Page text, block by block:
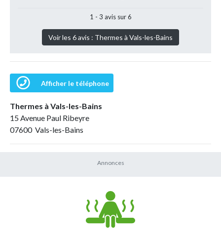
1 - 3 avis sur 6
Voir les 6 avis : Thermes à Vals-les-Bains
Afficher le téléphone
Thermes à Vals-les-Bains
15 Avenue Paul Ribeyre
07600 Vals-les-Bains